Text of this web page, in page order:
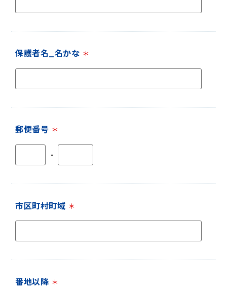
保護者名_名かな ＊
郵便番号 ＊
-
市区町村町域 ＊
番地以降 ＊